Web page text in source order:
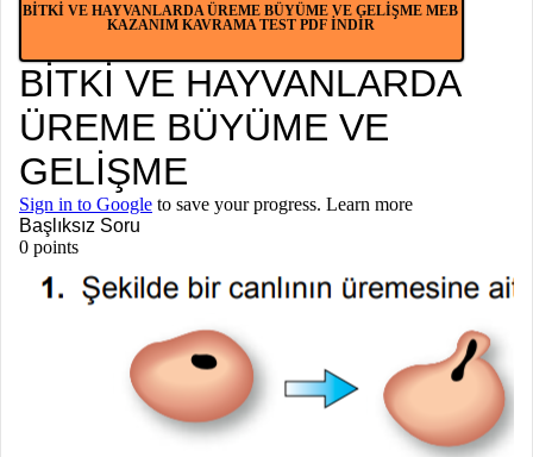
BİTKİ VE HAYVANLARDA ÜREME BÜYÜME VE GELİŞME MEB
KAZANIM KAVRAMA TEST PDF İNDİR